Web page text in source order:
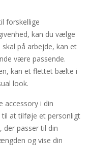
forskellige
kan du vælge
på arbejde, kan et
være passende.
kan et flettet bælte i
look.
accessory i din
til at tilføje et personligt
passer til din
og vise din